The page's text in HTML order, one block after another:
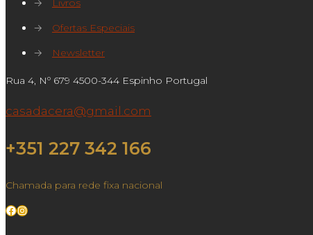
→
Livros
→
Ofertas Especiais
→
Newsletter
Rua 4, Nº 679 4500-344 Espinho Portugal
casadacera@gmail.com
+351 227 342 166
Chamada para rede fixa nacional
Facebook
Instagram